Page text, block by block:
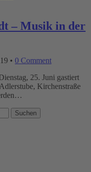
– Musik in der
• 0 Comment
25. Juni gastiert
Kirchenstraße